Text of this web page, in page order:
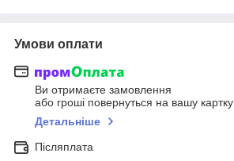
Умови оплати
Ви отримаєте замовлення
або гроші повернуться на вашу картку
Детальніше
Післяплата